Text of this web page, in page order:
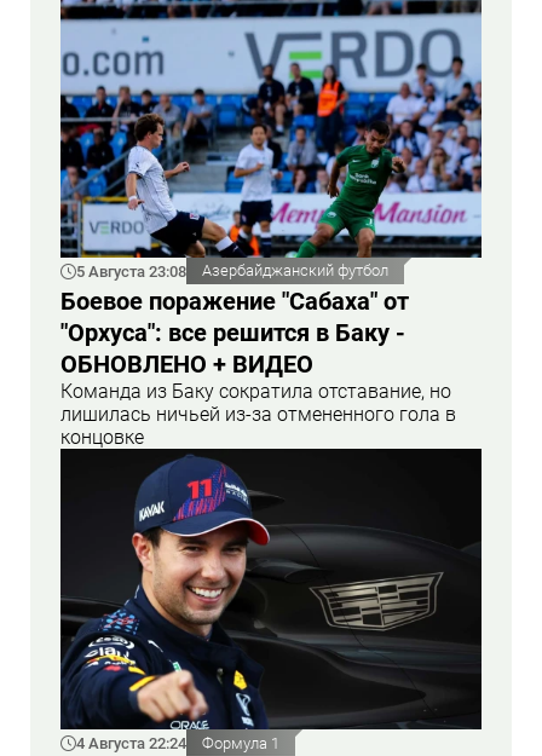
5 Августа 23:08 Азербайджанский футбол
Боевое поражение "Сабаха" от
"Орхуса": все решится в Баку -
ОБНОВЛЕНО + ВИДЕО
Команда из Баку сократила отставание, но
лишилась ничьей из-за отмененного гола в
концовке
4 Августа 22:24 Формула 1